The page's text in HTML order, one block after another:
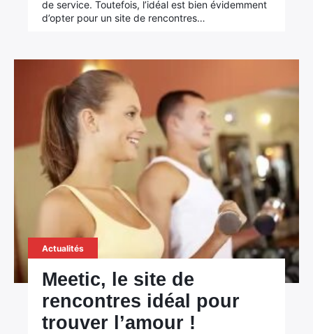
de service. Toutefois, l’idéal est bien évidemment
d’opter pour un site de rencontres…
Actualités
Meetic, le site de
rencontres idéal pour
trouver l’amour !